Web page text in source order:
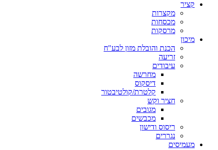
קציר
מקצרות
מכסחות
מרסקות
מיכון
הכנת והובלת מזון לבע"ח
זריעה
עיבודים
מחרשה
דיסקוס
קלטרת/קולטיבטור
חציר וקש
מגובים
מכבשים
ריסוס ודישון
נגררים
מעמיסים